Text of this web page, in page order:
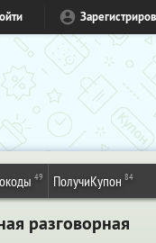
49 ПолучиКупон 84
разговорная